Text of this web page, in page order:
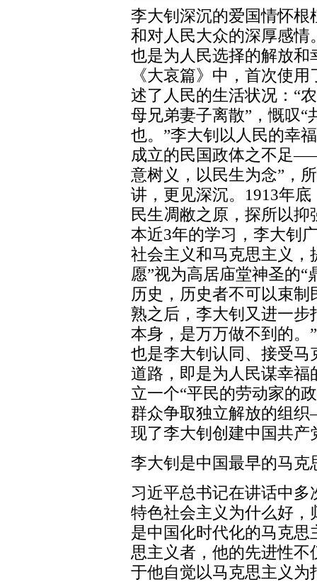
李大钊深沉的爱国情怀
和对人民大众的深厚感
也是为人民选择的解放和
《大哀篇》中，首次使
述了人民的生活状况：“
母兄弟妻子离散”，慨叹
也。”李大钊以人民的幸
成立的民国政体之不足
意树义，以民生为念”，
讲，更见深沉。1913年
民生凋敝之原，探所以抑
本近3年的学习，李大钊
社会主义和马克思主义，
愿”视为高居庙堂神圣的“
历史，历史者不可以束制
熟之后，李大钊又进一步
本身，是万万做不到的。
也是李大钊认同、接受
道路，即是为人民谋幸
立一个“平民的劳动家的
群众争取独立解放的组
现了李大钊创建中国共产
李大钊是中国最早的马克
习近平总书记在讲话中多
特色社会主义为什么好
是中国化时代化的马克
思主义者，他的先进性
于他自觉以马克思主义